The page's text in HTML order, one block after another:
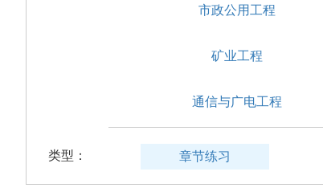
市政公用工程
矿业工程
通信与广电工程
类型： 章节练习